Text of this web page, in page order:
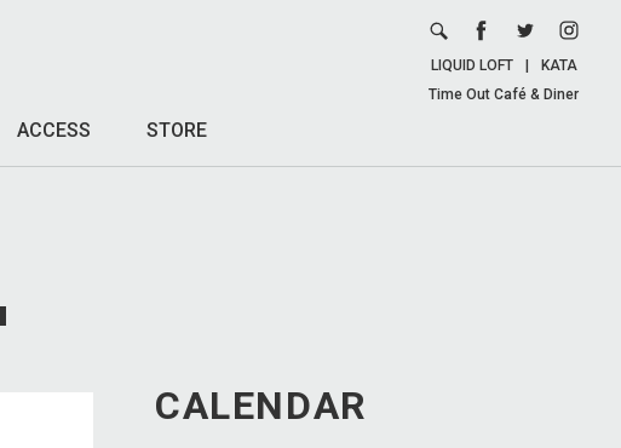
ACCESS STORE
LIQUID LOFT
KATA
Time Out Café & Diner
CALENDAR